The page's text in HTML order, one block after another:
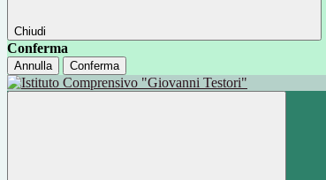
Chiudi
Conferma
Annulla Conferma